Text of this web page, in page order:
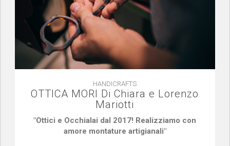
HANDICRAFTS
OTTICA MORI Di Chiara e Lorenzo
Mariotti
"Ottici e Occhialai dal 2017! Realizziamo con
amore montature artigianali"